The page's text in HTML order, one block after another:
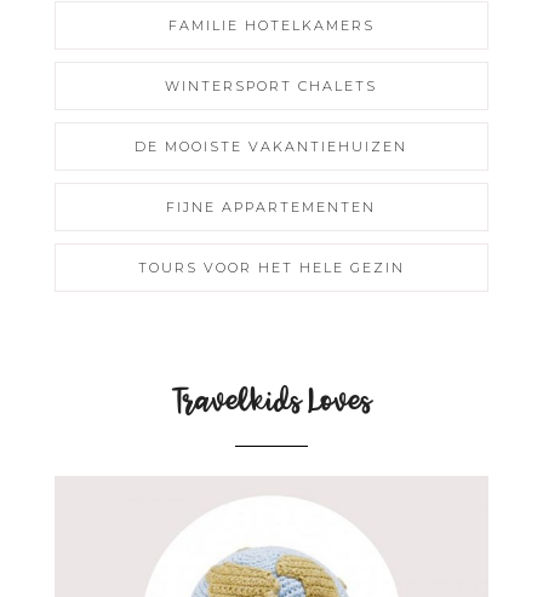
FAMILIE HOTELKAMERS
WINTERSPORT CHALETS
DE MOOISTE VAKANTIEHUIZEN
FIJNE APPARTEMENTEN
TOURS VOOR HET HELE GEZIN
Travelkids Loves